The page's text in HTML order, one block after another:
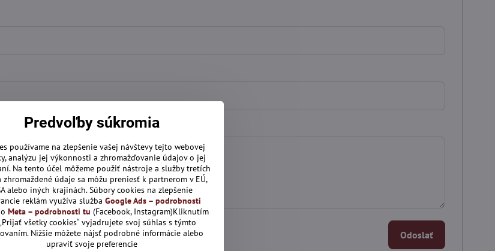
Odoslať
Predvoľby súkromia
používame na zlepšenie vašej návštevy tejto webovej
analýzu jej výkonnosti a zhromažďovanie údajov o jej
Na tento účel môžeme použiť nástroje a služby tretích
zhromaždené údaje sa môžu preniesť k partnerom v EÚ,
alebo iných krajinách. Súbory cookies na zlepšenie
reklám využíva služba Google Ads – podrobnosti
Meta – podrobnosti tu (Facebook, Instagram)Kliknutím
všetky cookies“ vyjadrujete svoj súhlas s týmto
Nižšie môžete nájsť podrobné informácie alebo
upraviť svoje preferencie